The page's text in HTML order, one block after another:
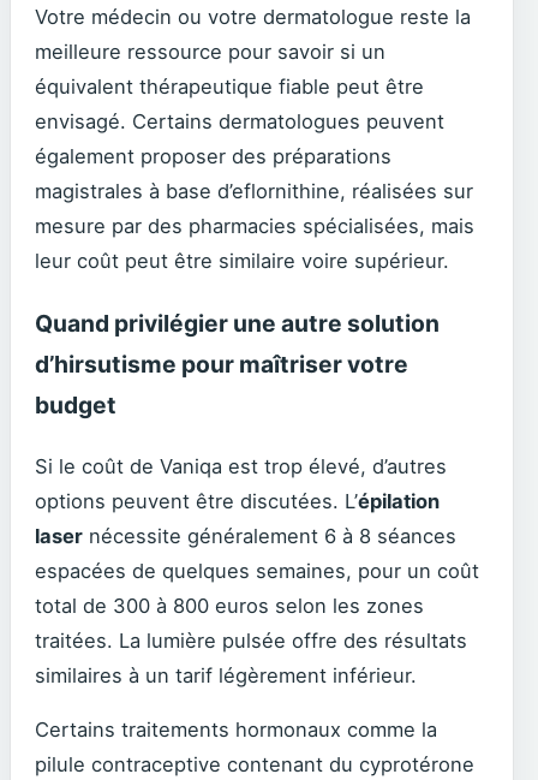
Votre médecin ou votre dermatologue reste la
meilleure ressource pour savoir si un
équivalent thérapeutique fiable peut être
envisagé. Certains dermatologues peuvent
également proposer des préparations
magistrales à base d’eflornithine, réalisées sur
mesure par des pharmacies spécialisées, mais
leur coût peut être similaire voire supérieur.
Quand privilégier une autre solution
d’hirsutisme pour maîtriser votre
budget
Si le coût de Vaniqa est trop élevé, d’autres
options peuvent être discutées. L’épilation
laser nécessite généralement 6 à 8 séances
espacées de quelques semaines, pour un coût
total de 300 à 800 euros selon les zones
traitées. La lumière pulsée offre des résultats
similaires à un tarif légèrement inférieur.
Certains traitements hormonaux comme la
pilule contraceptive contenant du cyprotérone